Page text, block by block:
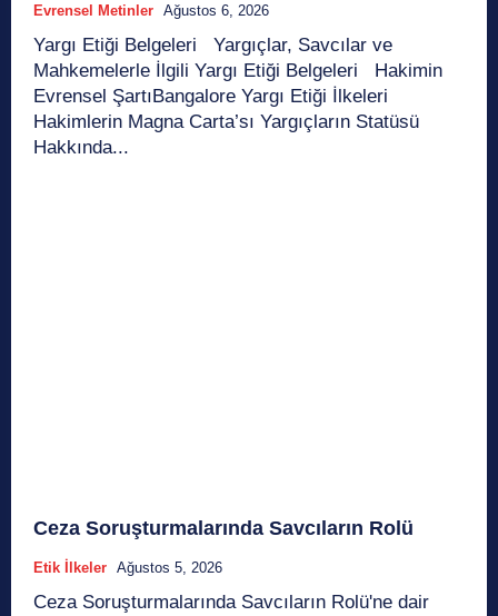
Evrensel Metinler Ağustos 6, 2026
Yargı Etiği Belgeleri Yargıçlar, Savcılar ve
Mahkemelerle İlgili Yargı Etiği Belgeleri Hakimin
Evrensel ŞartıBangalore Yargı Etiği İlkeleri
Hakimlerin Magna Carta’sı Yargıçların Statüsü
Hakkında...
Ceza Soruşturmalarında Savcıların Rolü
Etik İlkeler Ağustos 5, 2026
Ceza Soruşturmalarında Savcıların Rolü'ne dair